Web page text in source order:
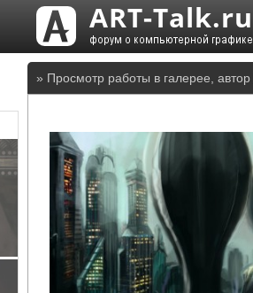
» Просмотр работы в галерее, автор